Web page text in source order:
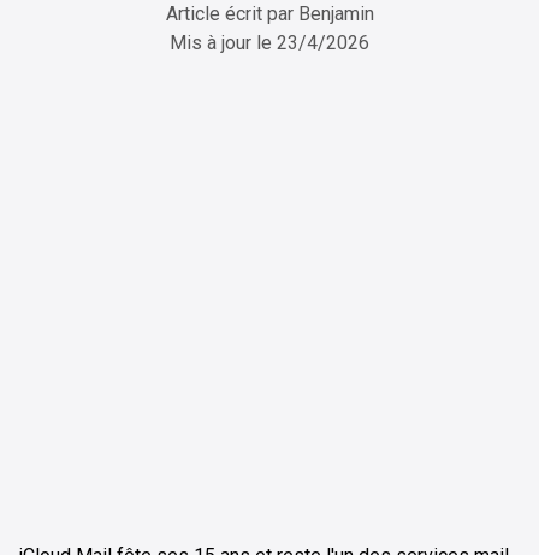
Article écrit par Benjamin
Mis à jour le 23/4/2026